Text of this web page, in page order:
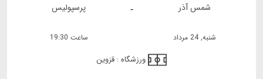
- شمس آذر پرسپولیس
شنبه, 24 مرداد ساعت 19:30
ورزشگاه : قزوین